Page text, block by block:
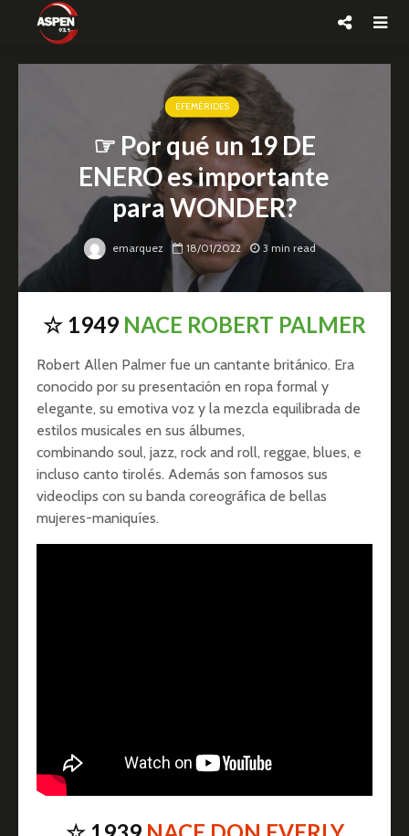
EFEMÉRIDES
☞ Por qué un 19 DE
ENERO es importante
para WONDER?
emarquez 18/01/2022 3 min read
☆ 1949 NACE ROBERT PALMER
Robert Allen Palmer fue un cantante británico. Era
conocido por su presentación en ropa formal y
elegante, su emotiva voz y la mezcla equilibrada de
estilos musicales en sus álbumes,
combinando soul, jazz, rock and roll, reggae, blues, e
incluso canto tirolés. Además son famosos sus
videoclips con su banda coreográfica de bellas
mujeres-maniquíes.